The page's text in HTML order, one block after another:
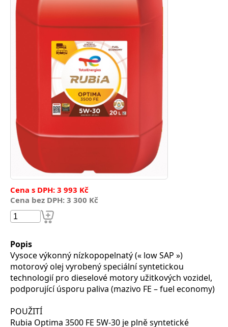
Cena s DPH: 3 993 Kč
Cena bez DPH: 3 300 Kč
Popis
Vysoce výkonný nízkopopelnatý (« low SAP »)
motorový olej vyrobený speciální syntetickou
technologií pro dieselové motory užitkových vozidel,
podporující úsporu paliva (mazivo FE – fuel economy)
POUŽITÍ
Rubia Optima 3500 FE 5W-30 je plně syntetické